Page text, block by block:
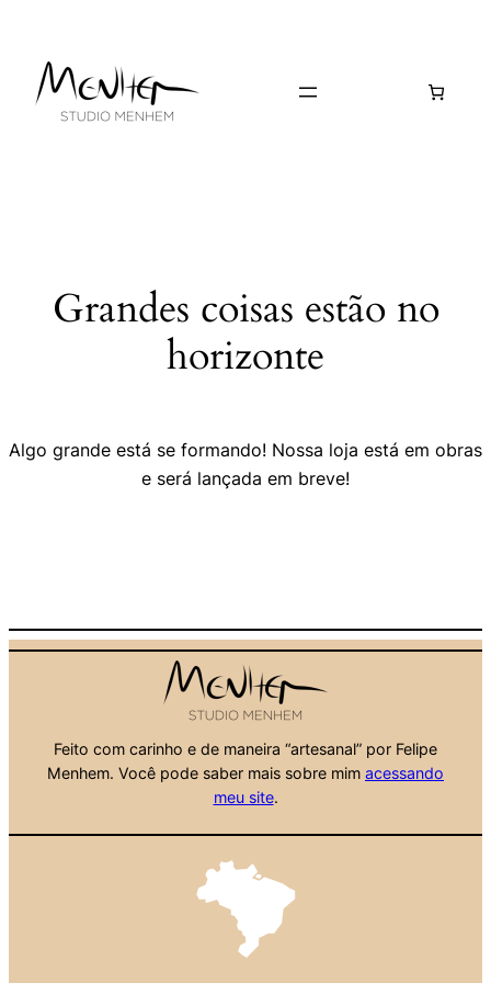
Grandes coisas estão no
horizonte
Algo grande está se formando! Nossa loja está em obras
e será lançada em breve!
Feito com carinho e de maneira “artesanal” por Felipe
Menhem. Você pode saber mais sobre mim acessando
meu site.